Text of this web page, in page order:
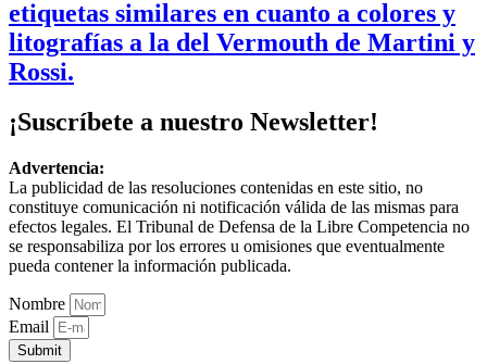
etiquetas similares en cuanto a colores y
litografías a la del Vermouth de Martini y
Rossi.
¡Suscríbete a nuestro Newsletter!
Advertencia:
La publicidad de las resoluciones contenidas en este sitio, no
constituye comunicación ni notificación válida de las mismas para
efectos legales. El Tribunal de Defensa de la Libre Competencia no
se responsabiliza por los errores u omisiones que eventualmente
pueda contener la información publicada.
Nombre
Email
Submit